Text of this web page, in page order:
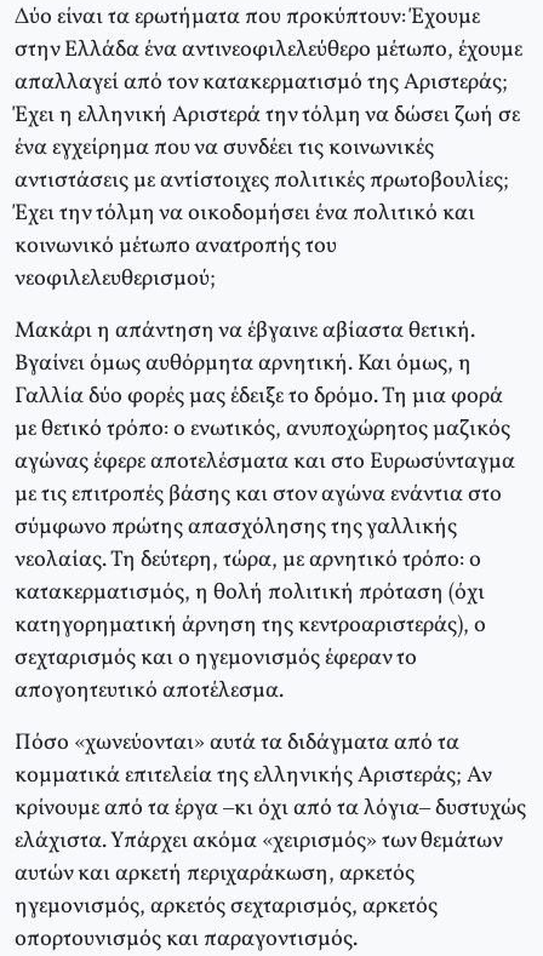
Δύο είναι τα ερωτήματα που προκύπτουν: Έχουμε
στην Ελλάδα ένα αντινεοφιλελεύθερο μέτωπο, έχουμε
απαλλαγεί από τον κατακερματισμό της Αριστεράς;
Έχει η ελληνική Αριστερά την τόλμη να δώσει ζωή σε
ένα εγχείρημα που να συνδέει τις κοινωνικές
αντιστάσεις με αντίστοιχες πολιτικές πρωτοβουλίες;
Έχει την τόλμη να οικοδομήσει ένα πολιτικό και
κοινωνικό μέτωπο ανατροπής του
νεοφιλελευθερισμού;
Μακάρι η απάντηση να έβγαινε αβίαστα θετική.
Βγαίνει όμως αυθόρμητα αρνητική. Και όμως, η
Γαλλία δύο φορές μας έδειξε το δρόμο. Τη μια φορά
με θετικό τρόπο: ο ενωτικός, ανυποχώρητος μαζικός
αγώνας έφερε αποτελέσματα και στο Ευρωσύνταγμα
με τις επιτροπές βάσης και στον αγώνα ενάντια στο
σύμφωνο πρώτης απασχόλησης της γαλλικής
νεολαίας. Τη δεύτερη, τώρα, με αρνητικό τρόπο: ο
κατακερματισμός, η θολή πολιτική πρόταση (όχι
κατηγορηματική άρνηση της κεντροαριστεράς), ο
σεχταρισμός και ο ηγεμονισμός έφεραν το
απογοητευτικό αποτέλεσμα.
Πόσο «χωνεύονται» αυτά τα διδάγματα από τα
κομματικά επιτελεία της ελληνικής Αριστεράς; Αν
κρίνουμε από τα έργα –κι όχι από τα λόγια– δυστυχώς
ελάχιστα. Υπάρχει ακόμα «χειρισμός» των θεμάτων
αυτών και αρκετή περιχαράκωση, αρκετός
ηγεμονισμός, αρκετός σεχταρισμός, αρκετός
οπορτουνισμός και παραγοντισμός.